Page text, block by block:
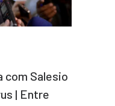
com Salesio
| Entre